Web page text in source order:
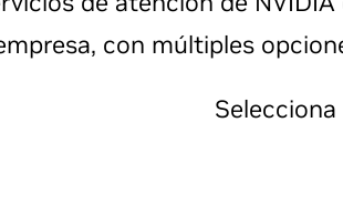
con múltiples